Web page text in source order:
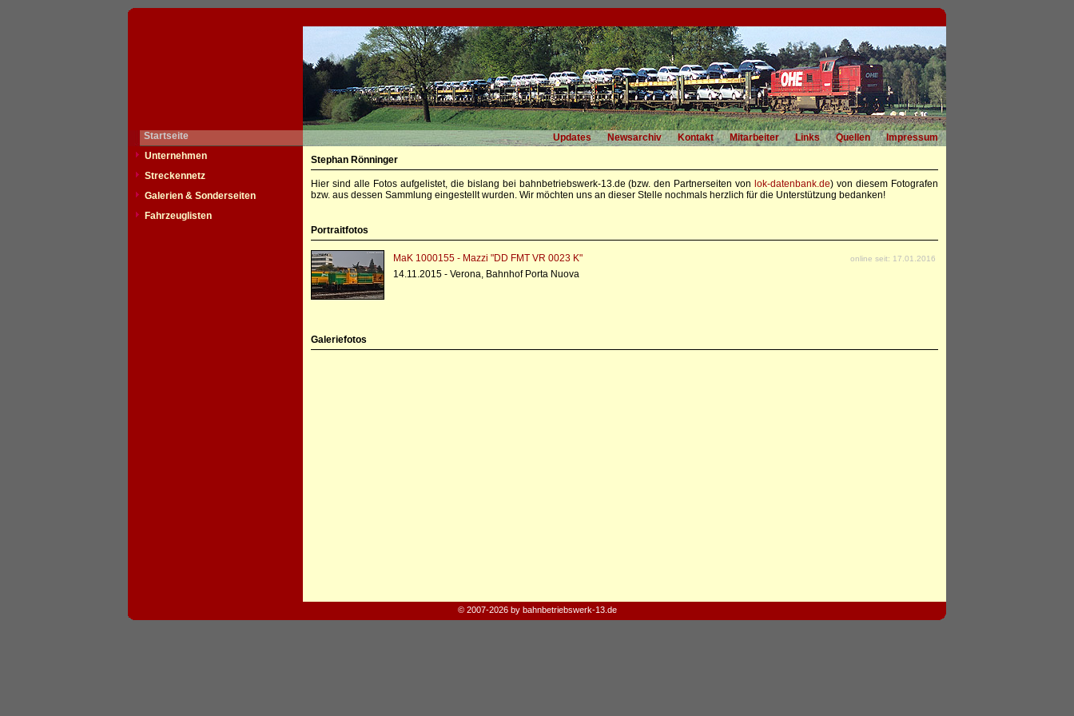
Startseite Updates Newsarchiv Kontakt Mitarbeiter Links Quellen
Impressum
Unternehmen
Streckennetz
Galerien & Sonderseiten
Fahrzeuglisten
Stephan Rönninger
Hier sind alle Fotos aufgelistet, die bislang bei bahnbetriebswerk-13.de (bzw. den Partnerseiten von lok-datenbank.de) von diesem Fotografen
bzw. aus dessen Sammlung eingestellt wurden. Wir möchten uns an dieser Stelle nochmals herzlich für die Unterstützung bedanken!
Portraitfotos
MaK 1000155 - Mazzi "DD FMT VR 0023 K" online seit: 17.01.2016
14.11.2015 - Verona, Bahnhof Porta Nuova
Galeriefotos
© 2007-2026 by bahnbetriebswerk-13.de